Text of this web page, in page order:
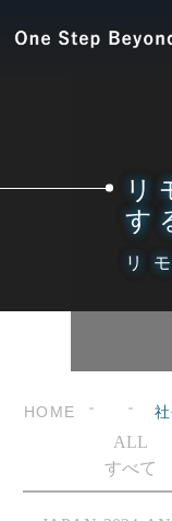
リ
す
リ
HOME
ALL
すべて